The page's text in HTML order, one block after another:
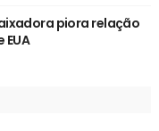
piora relação